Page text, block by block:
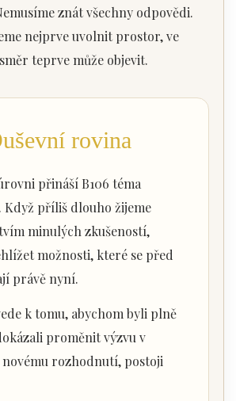
znát všechny odpovědi.
nejprve uvolnit prostor, ve
teprve může objevit.
rovina
přináší B106 téma
příliš dlouho žijeme
minulých zkušeností,
možnosti, které se před
právě nyní.
k tomu, abychom byli plně
proměnit výzvu v
rozhodnutí, postoji